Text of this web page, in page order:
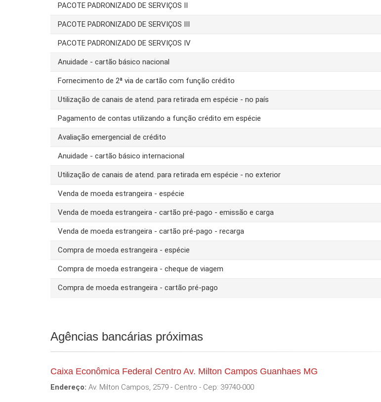
PACOTE PADRONIZADO DE SERVIÇOS II
PACOTE PADRONIZADO DE SERVIÇOS III
PACOTE PADRONIZADO DE SERVIÇOS IV
Anuidade - cartão básico nacional
Fornecimento de 2ª via de cartão com função crédito
Utilização de canais de atend. para retirada em espécie - no país
Pagamento de contas utilizando a função crédito em espécie
Avaliação emergencial de crédito
Anuidade - cartão básico internacional
Utilização de canais de atend. para retirada em espécie - no exterior
Venda de moeda estrangeira - espécie
Venda de moeda estrangeira - cartão pré-pago - emissão e carga
Venda de moeda estrangeira - cartão pré-pago - recarga
Compra de moeda estrangeira - espécie
Compra de moeda estrangeira - cheque de viagem
Compra de moeda estrangeira - cartão pré-pago
Agências bancárias próximas
Caixa Econômica Federal Centro Av. Milton Campos Guanhaes MG
Endereço: Av. Milton Campos, 2579 - Centro - Cep: 39740-000